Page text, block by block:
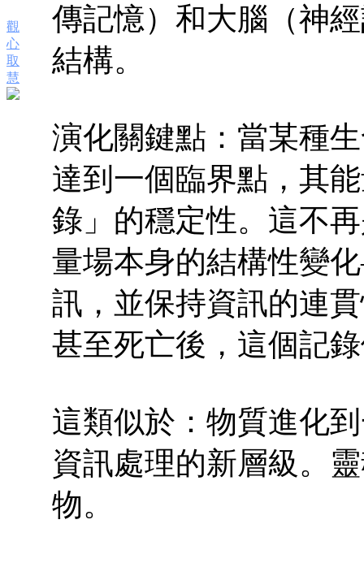
觀
心
取
慧
傳記憶）和大腦（神
結構。
演化關鍵點：當某種
達到一個臨界點，其
錄」的穩定性。這不
量場本身的結構性變
訊，並保持資訊的連
甚至死亡後，這個記
這類似於：物質進化
資訊處理的新層級。
物。